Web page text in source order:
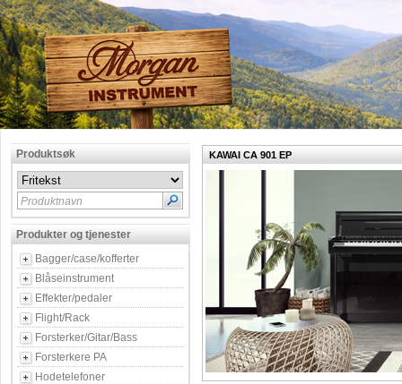
Produktsøk
Produktnavn
Produkter og tjenester
Bagger/case/kofferter
Blåseinstrument
Effekter/pedaler
Flight/Rack
Forsterker/Gitar/Bass
Forsterkere PA
Hodetelefoner
KAWAI CA 901 EP